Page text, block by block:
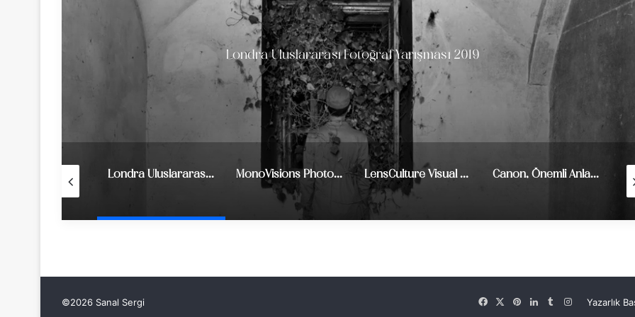
Londra Uluslararası Fotoğraf Yarışması 2019
Londra Uluslararası Fotoğraf Yarışması 2019 MonoVisions Photo Awards 2024 LensCulture Visual Storytelling Ödülleri Canon, Önemli Anlar Fotoğraf Yarışması 2022
©2026 Sanal Sergi Yazarlık
Facebook
X PinterestLinkedIn
TumblrInstagram